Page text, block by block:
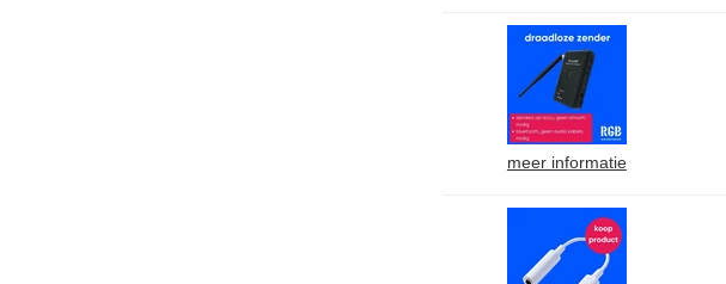
meer informatie